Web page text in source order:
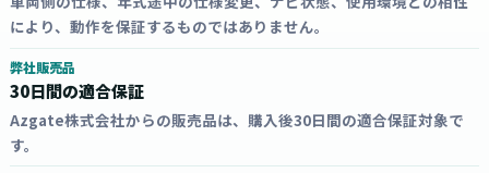
により、動作を保証するものではありません。
弊社販売品
30日間の適合保証
Azgate株式会社からの販売品は、購入後30日間の適合保証対象で
す。